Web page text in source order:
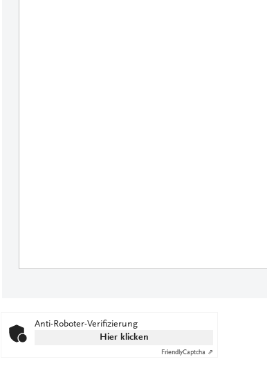
Anti-Roboter-Verifizierung
Hier klicken
FriendlyCaptcha ⇗